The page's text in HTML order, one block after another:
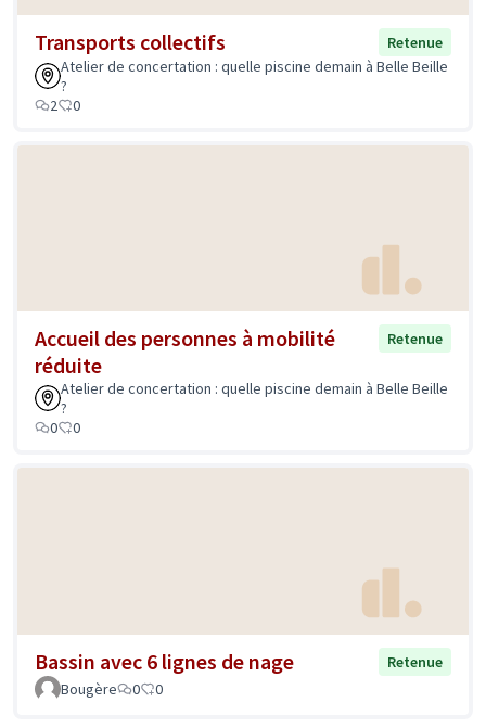
Transports collectifs
Retenue
Atelier de concertation : quelle piscine demain à Belle Beille
?
2
0
Accueil des personnes à mobilité
réduite
Retenue
Atelier de concertation : quelle piscine demain à Belle Beille
?
0
0
Bassin avec 6 lignes de nage
Retenue
Bougère
0 0